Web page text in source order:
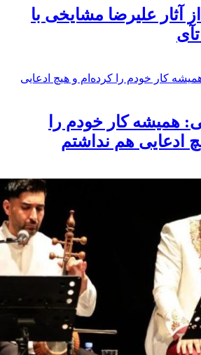
آثار علیرضا مشایخی با
همیشه کار خودم را
ادعایی هم نداشتم